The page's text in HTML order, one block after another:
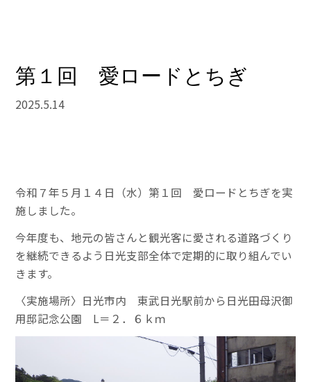
第１回 愛ロードとちぎ
2025.5.14
令和７年５月１４日（水）第１回 愛ロードとちぎを実
施しました。
今年度も、地元の皆さんと観光客に愛される道路づくり
を継続できるよう日光支部全体で定期的に取り組んでい
きます。
〈実施場所〉日光市内 東武日光駅前から日光田母沢御
用邸記念公園 L＝２．６ｋｍ